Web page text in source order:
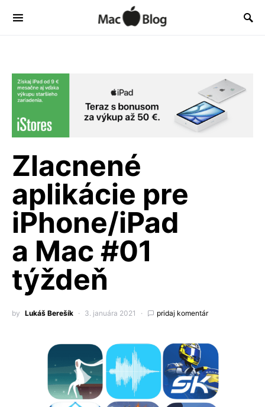
Zlacnené
aplikácie pre
iPhone/iPad
a Mac #01
týždeň
by Lukáš Berešík 3. januára 2021 pridaj komentár